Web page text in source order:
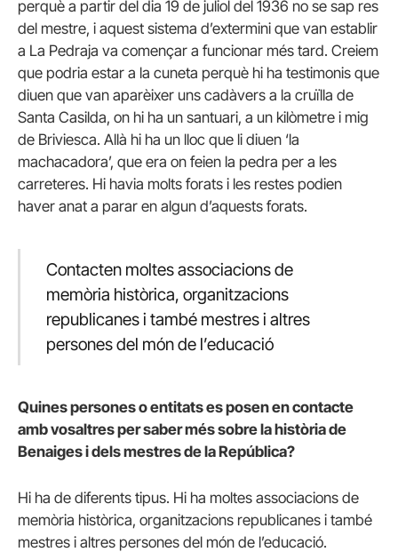
perquè a partir del dia 19 de juliol del 1936 no se sap res
del mestre, i aquest sistema d’extermini que van establir
a La Pedraja va començar a funcionar més tard. Creiem
que podria estar a la cuneta perquè hi ha testimonis que
diuen que van aparèixer uns cadàvers a la cruïlla de
Santa Casilda, on hi ha un santuari, a un kilòmetre i mig
de Briviesca. Allà hi ha un lloc que li diuen ‘la
machacadora’, que era on feien la pedra per a les
carreteres. Hi havia molts forats i les restes podien
haver anat a parar en algun d’aquests forats.
Contacten moltes associacions de
memòria històrica, organitzacions
republicanes i també mestres i altres
persones del món de l’educació
Quines persones o entitats es posen en contacte
amb vosaltres per saber més sobre la història de
Benaiges i dels mestres de la República?
Hi ha de diferents tipus. Hi ha moltes associacions de
memòria històrica, organitzacions republicanes i també
mestres i altres persones del món de l’educació.